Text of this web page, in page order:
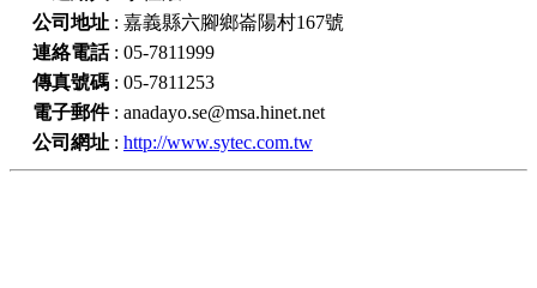
公司地址 : 嘉義縣六腳鄉崙陽村167號
連絡電話: 05-7811999
傳真號碼 : 05-7811253
電子郵件: anadayo.se@msa.hinet.net
公司網址 : http://www.sytec.com.tw